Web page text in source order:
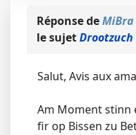
Réponse deMiBra
le sujet
Salut, Avis aux
Am Moment stinn
fir op Bissen zu